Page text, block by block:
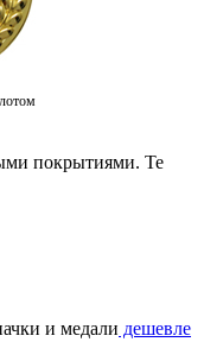
покрытиями. Те
и медали дешевле